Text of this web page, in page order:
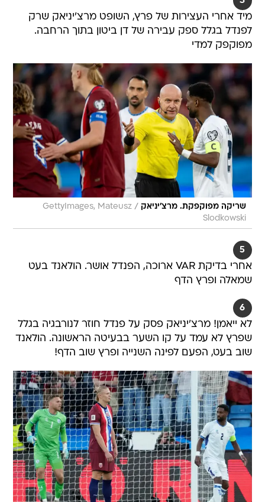
מיד אחרי העצירות של פרץ, השופט מרצ'יניאק שרק
לפנדל בגלל ספק עבירה של דן ביטון בתוך הרחבה.
מפוקפק למדי
שריקה מפוקפקת. מרצ'יניאק /
GettyImages, Mateusz
Slodkowski
5
אחרי בדיקת VAR ארוכה, הפנדל אושר. הולאנד בעט
שמאלה ופרץ הדף
6
לא ייאמן! מרצ'יניאק פסק על פנדל חוזר לנורבגיה בגלל
שפרץ לא עמד על קו השער בבעיטה הראשונה. הולאנד
שוב בעט, הפעם לפינה השנייה ופרץ שוב הדף!